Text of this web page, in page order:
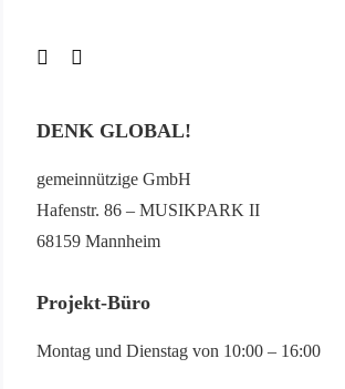
DENK GLOBAL!
gemeinnützige GmbH
Hafenstr. 86 – MUSIKPARK II
68159 Mannheim
Projekt-Büro
Montag und Dienstag von 10:00 – 16:00